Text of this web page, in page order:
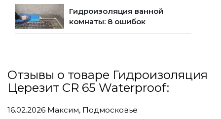
Гидроизоляция ванной
комнаты: 8 ошибок
Отзывы о товаре Гидроизоляция
Церезит CR 65 Waterproof:
16.02.2026 Максим, Подмосковье